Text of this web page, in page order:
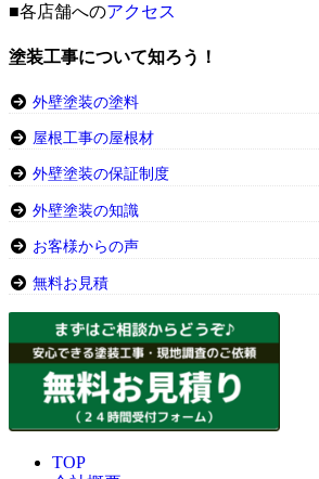
■各店舗へのアクセス
塗装工事について知ろう！
外壁塗装の塗料
屋根工事の屋根材
外壁塗装の保証制度
外壁塗装の知識
お客様からの声
無料お見積
TOP